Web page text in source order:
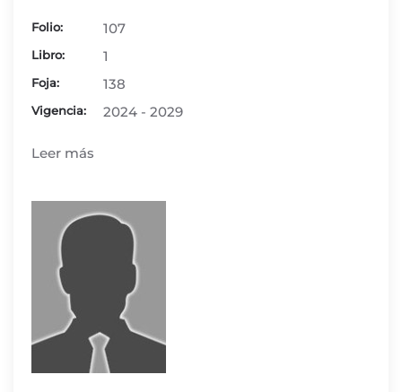
Folio: 107
Libro: 1
Foja: 138
Vigencia: 2024 - 2029
Leer más